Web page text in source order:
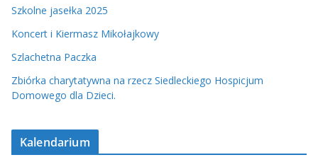
Szkolne jasełka 2025
Koncert i Kiermasz Mikołajkowy
Szlachetna Paczka
Zbiórka charytatywna na rzecz Siedleckiego Hospicjum
Domowego dla Dzieci.
Kalendarium